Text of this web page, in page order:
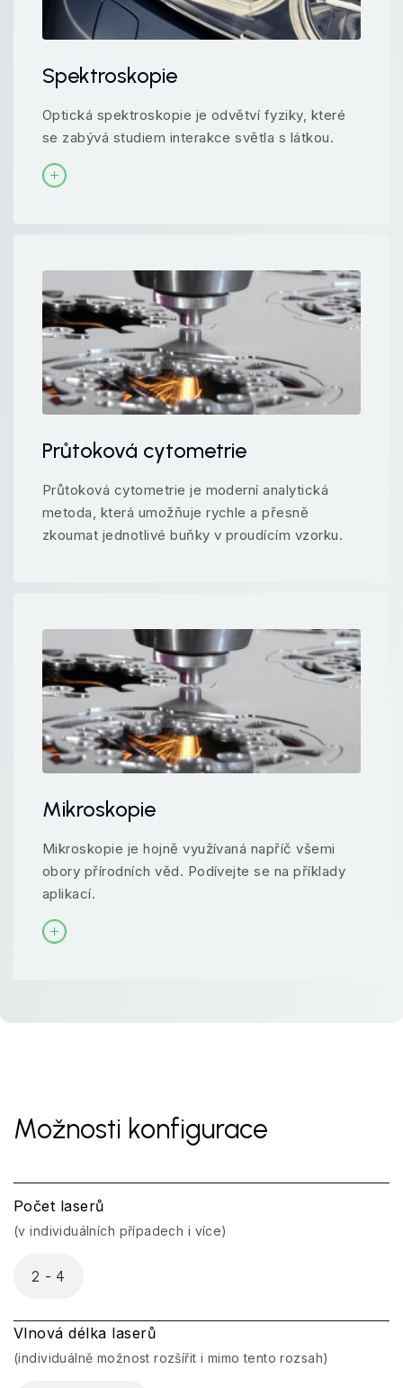
Spektroskopie
Optická spektroskopie je odvětví fyziky, které
se zabývá studiem interakce světla s látkou.
Průtoková cytometrie
Průtoková cytometrie je moderní analytická
metoda, která umožňuje rychle a přesně
zkoumat jednotlivé buňky v proudícím vzorku.
Mikroskopie
Mikroskopie je hojně využívaná napříč všemi
obory přírodních věd. Podívejte se na příklady
aplikací.
Možnosti konfigurace
Počet laserů
(v individuálních případech i více)
2 - 4
Vlnová délka laserů
(individuálně možnost rozšířit i mimo tento rozsah)